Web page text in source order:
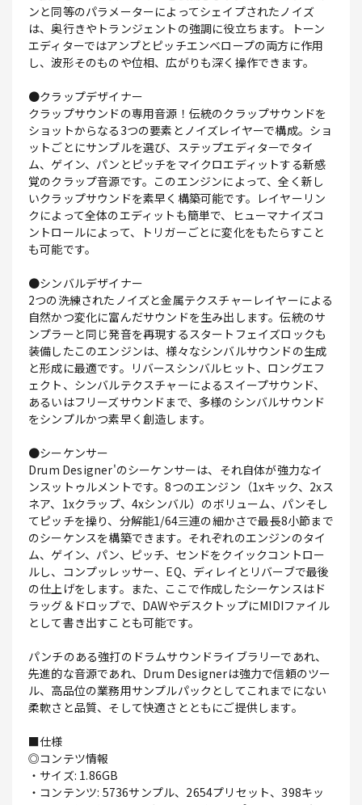
ンと同等のパラメーターによってシェイプされたノイズ
は、奥行きやトランジェントの強調に役立ちます。トーン
エディターではアンプとピッチエンベロープの両方に作用
し、波形そのものや位相、広がりも深く操作できます。
●クラップデザイナー
クラップサウンドの専用音源！伝統のクラップサウンドを
ショットからなる3つの要素とノイズレイヤーで構成。ショ
ットごとにサンプルを選び、ステップエディターでタイ
ム、ゲイン、パンとピッチをマイクロエディットする新感
覚のクラップ音源です。このエンジンによって、全く新し
いクラップサウンドを素早く構築可能です。レイヤーリン
クによって全体のエディットも簡単で、ヒューマナイズコ
ントロールによって、トリガーごとに変化をもたらすこと
も可能です。
●シンバルデザイナー
2つの洗練されたノイズと金属テクスチャーレイヤーによる
自然かつ変化に富んだサウンドを生み出します。伝統のサ
ンプラーと同じ発音を再現するスタートフェイズロックも
装備したこのエンジンは、様々なシンバルサウンドの生成
と形成に最適です。リバースシンバルヒット、ロングエフ
ェクト、シンバルテクスチャーによるスイープサウンド、
あるいはフリーズサウンドまで、多様のシンバルサウンド
をシンプルかつ素早く創造します。
●シーケンサー
Drum Designer'のシーケンサーは、それ自体が強力なイ
ンスットゥルメントです。8つのエンジン（1xキック、2xス
ネア、1xクラップ、4xシンバル）のボリューム、パンそし
てピッチを操り、分解能1/64三連の細かさで最長8小節まで
のシーケンスを構築できます。それぞれのエンジンのタイ
ム、ゲイン、パン、ピッチ、センドをクイックコントロー
ルし、コンプッレッサー、EQ、ディレイとリバーブで最後
の仕上げをします。また、ここで作成したシーケンスはド
ラッグ＆ドロップで、DAWやデスクトップにMIDIファイル
として書き出すことも可能です。
パンチのある強打のドラムサウンドライブラリーであれ、
先進的な音源であれ、Drum Designerは強力で信頼のツー
ル、高品位の業務用サンプルパックとしてこれまでにない
柔軟さと品質、そして快適さとともにご提供します。
■仕様
◎コンテツ情報
・サイズ: 1.86GB
・コンテンツ: 5736サンプル、2654プリセット、398キッ